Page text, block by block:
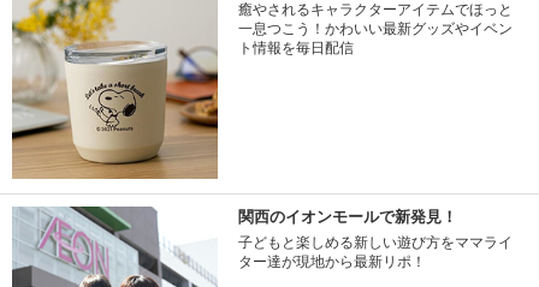
癒やされるキャラクターアイテムでほっと
一息つこう！かわいい最新グッズやイベン
ト情報を毎日配信
関西のイオンモールで新発見！
子どもと楽しめる新しい遊び方をママライ
ター達が現地から最新リポ！